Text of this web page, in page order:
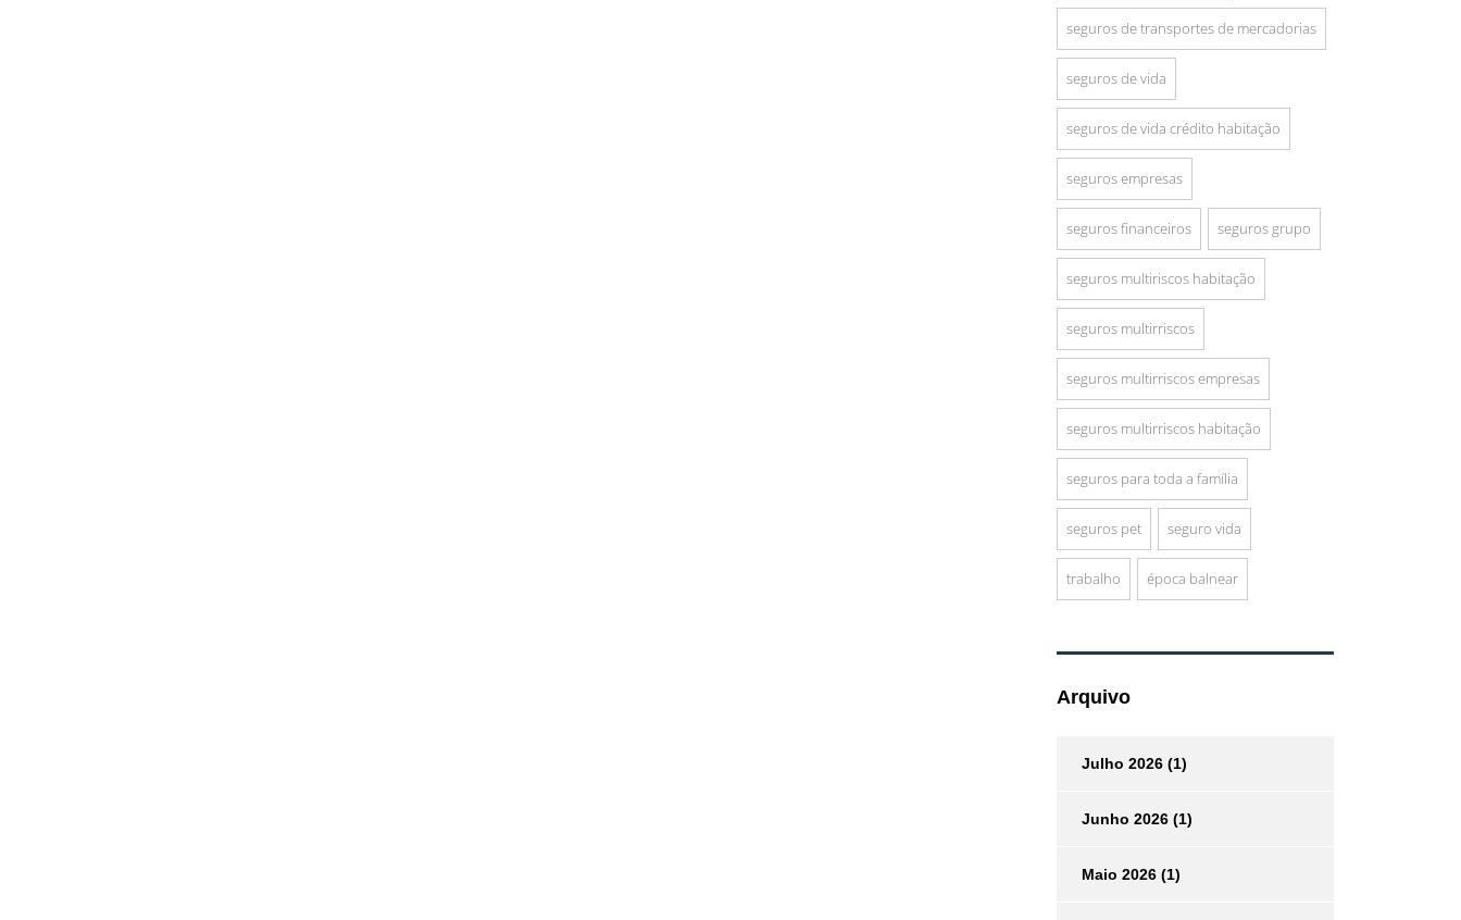
seguros de transportes de mercadorias
seguros de vida
seguros de vida crédito habitação
seguros empresas
seguros financeiros seguros grupo
seguros multiriscos habitação
seguros multirriscos
seguros multirriscos empresas
seguros multirriscos habitação
seguros para toda a família
seguros pet seguro vida
trabalho época balnear
Arquivo
Julho 2026 (1)
Junho 2026 (1)
Maio 2026 (1)